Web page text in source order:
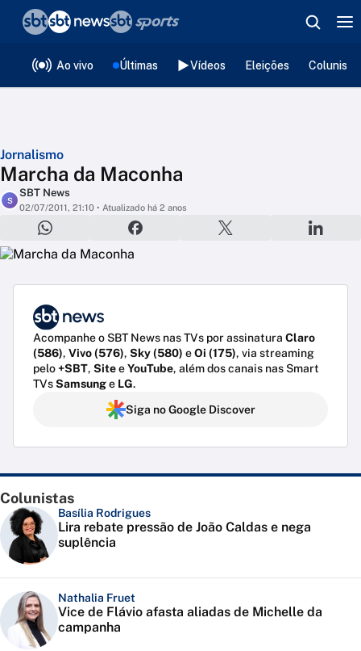
Ao vivo Últimas Vídeos Eleições
Jornalismo
Marcha da Maconha
S
SBT News
02/07/2011, 21:10 • Atualizado há 2 anos
Acompanhe o SBT News nas TVs por assinatura Claro
(586), Vivo (576), Sky (580) eOi (175), via streaming
pelo+SBT, SiteeYouTube, além dos canais nas Smart
TVsSamsunge LG.
Siga no Google Discover
Colunistas
Basília Rodrigues
Lira rebate pressão de João Caldas e nega
suplência
Nathalia Fruet
Vice de Flávio afasta aliadas de Michelle da
campanha
❮voltar
Editorias